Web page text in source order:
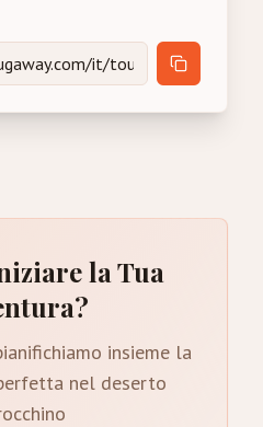
la Tua
insieme la
nel deserto